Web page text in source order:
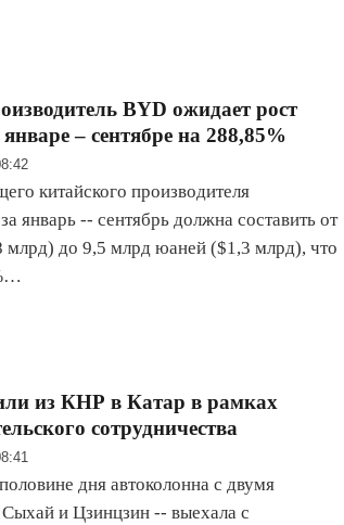
BYD ожидает рост
– сентябре на 288,85%
китайского производителя
январь -- сентябрь должна составить от
до 9,5 млрд юаней ($1,3 млрд), что
из КНР в Катар в рамках
сотрудничества
дня автоколонна с двумя
и Цзинцзин -- выехала с